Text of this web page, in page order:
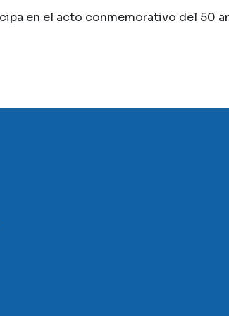
en el acto conmemorativo del 50